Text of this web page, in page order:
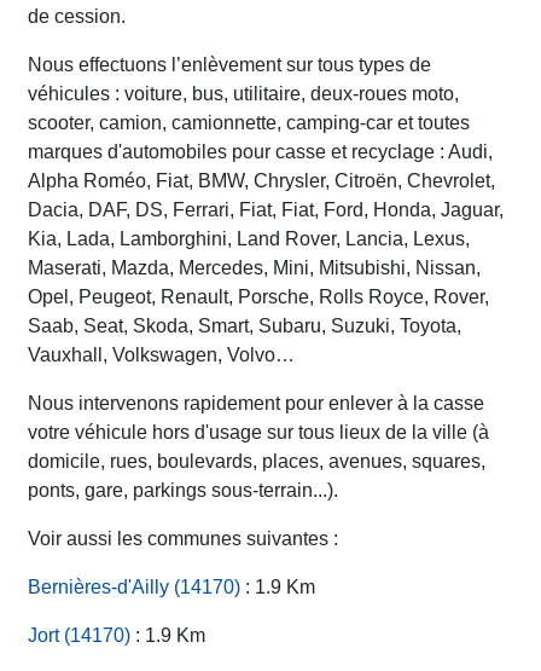
de cession.
Nous effectuons l’enlèvement sur tous types de
véhicules : voiture, bus, utilitaire, deux-roues moto,
scooter, camion, camionnette, camping-car et toutes
marques d'automobiles pour casse et recyclage : Audi,
Alpha Roméo, Fiat, BMW, Chrysler, Citroën, Chevrolet,
Dacia, DAF, DS, Ferrari, Fiat, Fiat, Ford, Honda, Jaguar,
Kia, Lada, Lamborghini, Land Rover, Lancia, Lexus,
Maserati, Mazda, Mercedes, Mini, Mitsubishi, Nissan,
Opel, Peugeot, Renault, Porsche, Rolls Royce, Rover,
Saab, Seat, Skoda, Smart, Subaru, Suzuki, Toyota,
Vauxhall, Volkswagen, Volvo…
Nous intervenons rapidement pour enlever à la casse
votre véhicule hors d'usage sur tous lieux de la ville (à
domicile, rues, boulevards, places, avenues, squares,
ponts, gare, parkings sous-terrain...).
Voir aussi les communes suivantes :
Bernières-d'Ailly (14170) : 1.9 Km
Jort (14170) : 1.9 Km